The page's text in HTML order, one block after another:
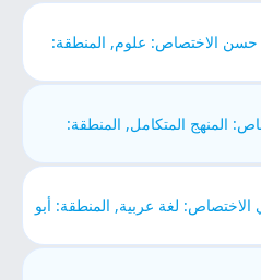
الاختصاص: علوم, المنطقة:
المنهج المتكامل, المنطقة:
الاختصاص: لغة عربية, المنطقة: أبو